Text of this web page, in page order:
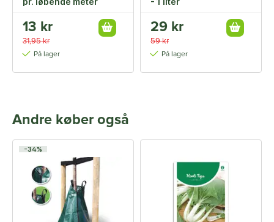
13 kr
31,95 kr
På lager
29 kr
59 kr
På lager
Andre køber også
-34%